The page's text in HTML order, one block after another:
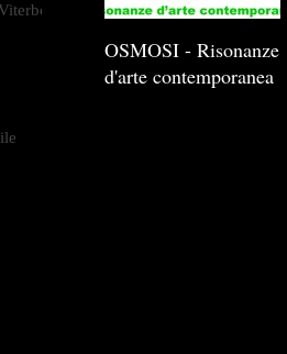
OSMOSI - Risonanze
d'arte contemporanea